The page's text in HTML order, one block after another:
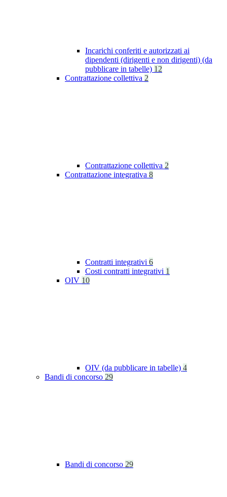
Incarichi conferiti e autorizzati ai
dipendenti (dirigenti e non dirigenti) (da
pubblicare in tabelle) 12
Contrattazione collettiva 2
Contrattazione collettiva 2
Contrattazione integrativa 8
Contratti integrativi 6
Costi contratti integrativi 1
OIV 10
OIV (da pubblicare in tabelle) 4
Bandi di concorso 29
Bandi di concorso 29